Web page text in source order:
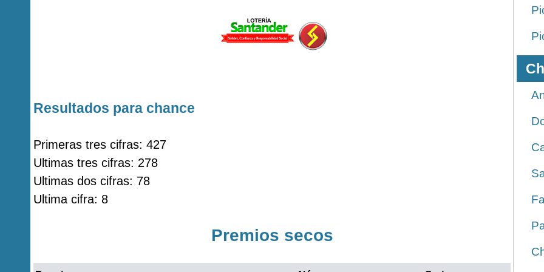
Resultados para chance
Primeras tres cifras: 427
Ultimas tres cifras: 278
Ultimas dos cifras: 78
Ultima cifra: 8
Premios secos